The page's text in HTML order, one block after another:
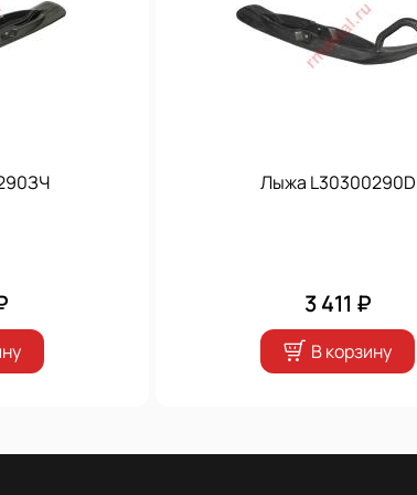
Лыжа L30300290D
3 411 ₽
В корзину